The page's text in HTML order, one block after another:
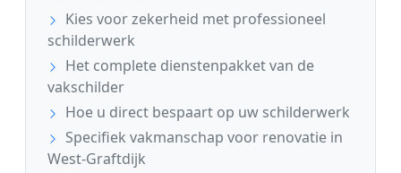
Kies voor zekerheid met professioneel
schilderwerk
Het complete dienstenpakket van de
vakschilder
Hoe u direct bespaart op uw schilderwerk
Specifiek vakmanschap voor renovatie in
West-Graftdijk